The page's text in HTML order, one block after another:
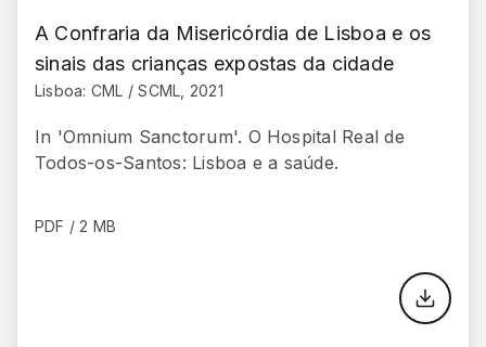
A Confraria da Misericórdia de Lisboa e os
sinais das crianças expostas da cidade
Lisboa: CML / SCML, 2021
In 'Omnium Sanctorum'. O Hospital Real de
Todos-os-Santos: Lisboa e a saúde.
PDF / 2 MB